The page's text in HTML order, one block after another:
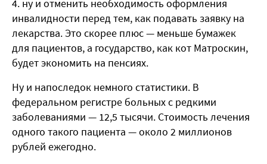
ну и отменить необходимость оформления
инвалидности перед тем, как подавать заявку на
лекарства. Это скорее плюс — меньше бумажек
для пациентов, а государство, как кот Матроскин,
будет экономить на пенсиях.
Ну и напоследок немного статистики. В
федеральном регистре больных с редкими
заболеваниями — 12,5 тысячи. Стоимость лечения
одного такого пациента — около 2 миллионов
рублей ежегодно.